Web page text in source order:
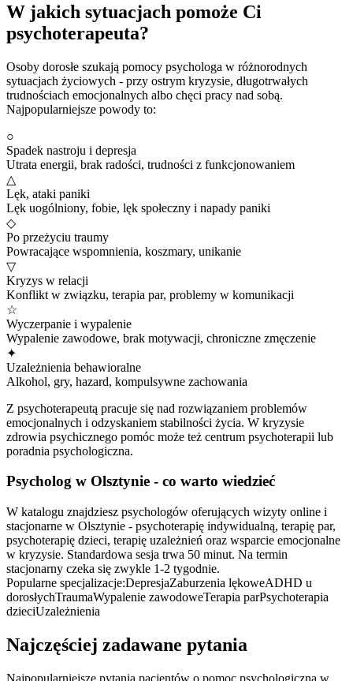
W jakich sytuacjach pomoże Ci
psychoterapeuta?
Osoby dorosłe szukają pomocy psychologa w różnorodnych
sytuacjach życiowych - przy ostrym kryzysie, długotrwałych
trudnościach emocjonalnych albo chęci pracy nad sobą.
Najpopularniejsze powody to:
○
Spadek nastroju i depresja
Utrata energii, brak radości, trudności z funkcjonowaniem
△
Lęk, ataki paniki
Lęk uogólniony, fobie, lęk społeczny i napady paniki
◇
Po przeżyciu traumy
Powracające wspomnienia, koszmary, unikanie
▽
Kryzys w relacji
Konflikt w związku, terapia par, problemy w komunikacji
☆
Wyczerpanie i wypalenie
Wypalenie zawodowe, brak motywacji, chroniczne zmęczenie
✦
Uzależnienia behawioralne
Alkohol, gry, hazard, kompulsywne zachowania
Z psychoterapeutą pracuje się nad rozwiązaniem problemów
emocjonalnych i odzyskaniem stabilności życia. W kryzysie
zdrowia psychicznego pomóc może też centrum psychoterapii lub
poradnia psychologiczna.
Psycholog w Olsztynie - co warto wiedzieć
W katalogu znajdziesz psychologów oferujących wizyty online i
stacjonarne w Olsztynie - psychoterapię indywidualną, terapię par,
psychoterapię dzieci, terapię uzależnień oraz wsparcie emocjonalne
w kryzysie. Standardowa sesja trwa 50 minut. Na termin
stacjonarny czeka się zwykle 1-2 tygodnie.
Popularne specjalizacje:DepresjaZaburzenia lękoweADHD u
dorosłychTraumaWypalenie zawodoweTerapia parPsychoterapia
dzieciUzależnienia
Najczęściej zadawane pytania
Najpopularniejsze pytania pacjentów o pomoc psychologiczną w